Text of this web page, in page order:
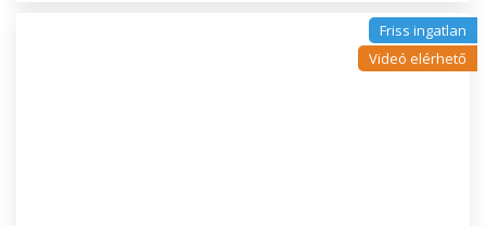
Friss ingatlan
Videó elérhető